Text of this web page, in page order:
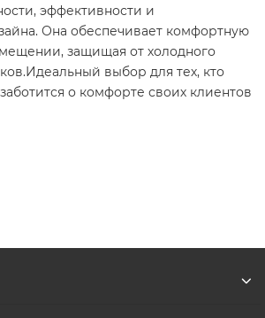
эффективности и
Она обеспечивает комфортную
защищая от холодного
выбор для тех, кто
о комфорте своих клиентов